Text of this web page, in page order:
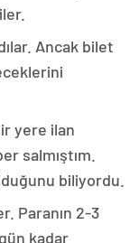
Ancak bilet
yere ilan
salmıştım.
biliyordu.
Paranın 2-3
kadar